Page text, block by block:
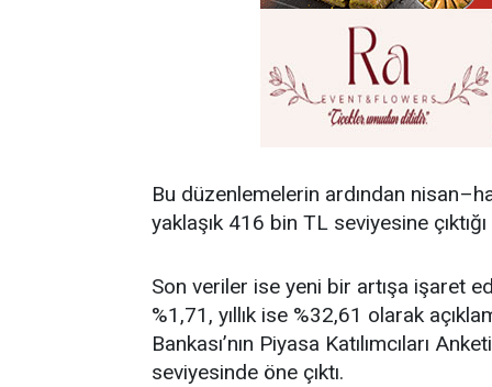
Bu düzenlemelerin ardından
yaklaşık 416 bin TL seviyesine çıktığı
Son veriler ise yeni bir artışa işaret
%1,71, yıllık ise %32,61 olarak
Bankası’nın Piyasa Katılımcıları
seviyesinde öne çıktı.